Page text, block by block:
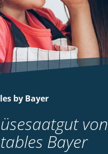
by Bayer
von
Bayer